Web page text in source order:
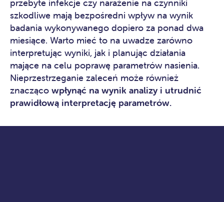
przebyte infekcje czy narażenie na czynniki
szkodliwe mają bezpośredni wpływ na wynik
badania wykonywanego dopiero za ponad dwa
miesiące. Warto mieć to na uwadze zarówno
interpretując wyniki, jak i planując działania
mające na celu poprawę parametrów nasienia.
Nieprzestrzeganie zaleceń może również
znacząco wpłynąć na wynik analizy i utrudnić
prawidłową interpretację parametrów.